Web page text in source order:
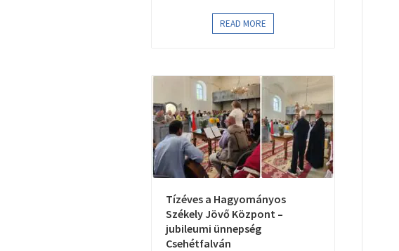
READ MORE
Tízéves a Hagyományos
Székely Jövő Központ –
jubileumi ünnepség
Csehétfalván